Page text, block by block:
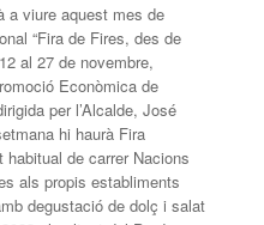
a viure aquest mes de
“Fira de Fires, des de
al 27 de novembre,
Econòmica de
per l’Alcalde, José
hi haurà Fira
habitual de carrer Nacions
als propis establiments
degustació de dolç i salat